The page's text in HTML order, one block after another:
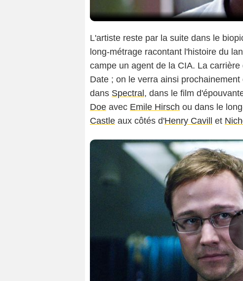
L'artiste reste par la suite dans le
long-métrage racontant l'histoire du
campe un agent de la CIA. La
Date ; on le verra ainsi
dans Spectral, dans le film
Doe avec Emile Hirsch ou dans le
Castle aux côtés d'Henry Cavill et